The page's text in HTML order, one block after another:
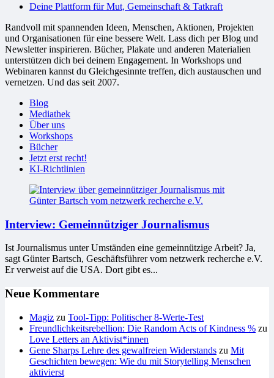
Welt
Deine Plattform für Mut, Gemeinschaft & Tatkraft
Randvoll mit spannenden Ideen, Menschen, Aktionen, Projekten
und Organisationen für eine bessere Welt. Lass dich per Blog und
Newsletter inspirieren. Bücher, Plakate und anderen Materialien
unterstützen dich bei deinem Engagement. In Workshops und
Webinaren kannst du Gleichgesinnte treffen, dich austauschen und
vernetzen. Und das seit 2007.
Blog
Mediathek
Über uns
Workshops
Bücher
Jetzt erst recht!
KI-Richtlinien
Interview: Gemeinnütziger Journalismus
Ist Journalismus unter Umständen eine gemeinnützige Arbeit? Ja,
sagt Günter Bartsch, Geschäftsführer vom netzwerk recherche e.V.
Er verweist auf die USA. Dort gibt es...
Neue Kommentare
Magiz zu Tool-Tipp: Politischer 8-Werte-Test
Freundlichkeitsrebellion: Die Random Acts of Kindness % zu
Love Letters an Aktivist*innen
Gene Sharps Lehre des gewalfreien Widerstands zu Mit
Geschichten bewegen: Wie du mit Storytelling Menschen
aktivierst